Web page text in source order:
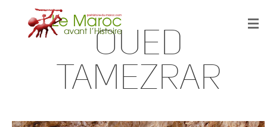
Oued
Tamezrar